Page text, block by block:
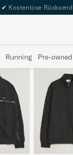
✔ Kostenlose
Running Pre-owned